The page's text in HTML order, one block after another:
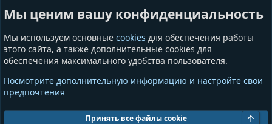
Ресурсы
Сообщества
Приложения
Информация
Условия и правила
Политика конфиденциальности
Помощь
Разное
Общая информация
Пожертвования
Мы ценим вашу конфиденциальность
Мы используем основные cookies для обеспечения работы
этого сайта, а также дополнительные cookies для
обеспечения максимального удобства пользователя.
Посмотрите дополнительную информацию и настройте свои
предпочтения
Принять все файлы cookie